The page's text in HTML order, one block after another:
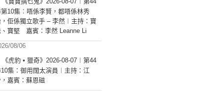
10集︰唔係李賢，都唔係林秀
佢係獨立歌手 – 李然︱主持：寶
、寶堅 嘉賓：李然 Leanne Li
08/06
《虎豹 • 獵奇》2026-08-07︱第44
集：御用闊太演員︱主持：江
，嘉賓：蘇恩磁